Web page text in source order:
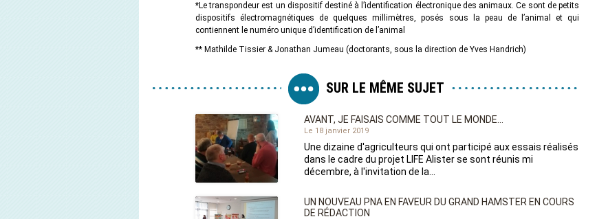
*Le transpondeur est un dispositif destiné à l’identification électronique des animaux. Ce sont de petits
dispositifs électromagnétiques de quelques millimètres, posés sous la peau de l’animal et qui
contiennent le numéro unique d’identification de l’animal
** Mathilde Tissier & Jonathan Jumeau (doctorants, sous la direction de Yves Handrich)
SUR LE MÊME SUJET
AVANT, JE FAISAIS COMME TOUT LE MONDE…
Le 18 janvier 2019
Une dizaine d'agriculteurs qui ont participé aux essais réalisés
dans le cadre du projet LIFE Alister se sont réunis mi
décembre, à l'invitation de la…
UN NOUVEAU PNA EN FAVEUR DU GRAND HAMSTER EN COURS
DE RÉDACTION